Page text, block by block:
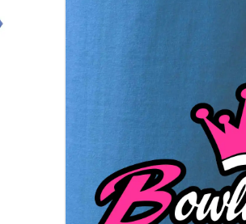
zábava
v anonymite – a tento motív sa o to